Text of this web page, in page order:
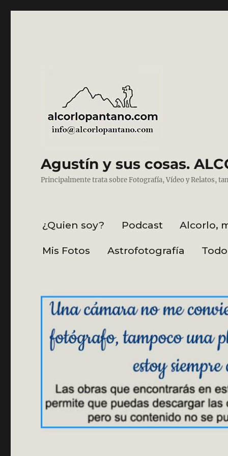
Agustín y sus cosas.
Principalmente trata sobre Fotografía, Vídeo y Relatos,
¿Quien soy? Podcast Alcorlo,
Mis Fotos Astrofotografía